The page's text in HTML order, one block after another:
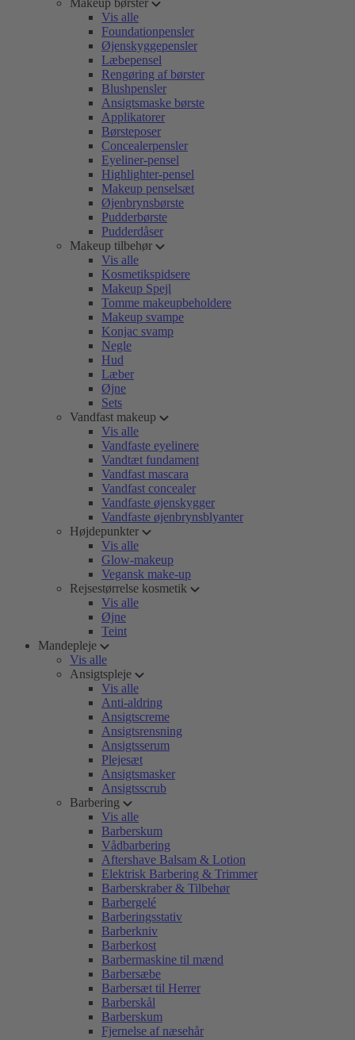
Makeup børster
Vis alle
Foundationpensler
Øjenskyggepensler
Læbepensel
Rengøring af børster
Blushpensler
Ansigtsmaske børste
Applikatorer
Børsteposer
Concealerpensler
Eyeliner-pensel
Highlighter-pensel
Makeup penselsæt
Øjenbrynsbørste
Pudderbørste
Pudderdåser
Makeup tilbehør
Vis alle
Kosmetikspidsere
Makeup Spejl
Tomme makeupbeholdere
Makeup svampe
Konjac svamp
Negle
Hud
Læber
Øjne
Sets
Vandfast makeup
Vis alle
Vandfaste eyelinere
Vandtæt fundament
Vandfast mascara
Vandfast concealer
Vandfaste øjenskygger
Vandfaste øjenbrynsblyanter
Højdepunkter
Vis alle
Glow-makeup
Vegansk make-up
Rejsestørrelse kosmetik
Vis alle
Øjne
Teint
Mandepleje
Vis alle
Ansigtspleje
Vis alle
Anti-aldring
Ansigtscreme
Ansigtsrensning
Ansigtsserum
Plejesæt
Ansigtsmasker
Ansigtsscrub
Barbering
Vis alle
Barberskum
Vådbarbering
Aftershave Balsam & Lotion
Elektrisk Barbering & Trimmer
Barberskraber & Tilbehør
Barbergelé
Barberingsstativ
Barberkniv
Barberkost
Barbermaskine til mænd
Barbersæbe
Barbersæt til Herrer
Barberskål
Barberskum
Fjernelse af næsehår